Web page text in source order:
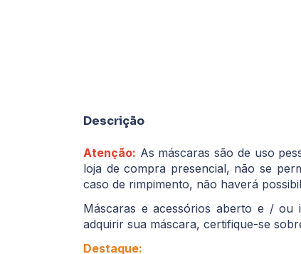
Descrição
Atenção: As máscaras são de uso
loja de compra presencial, não se
caso de rimpimento, não haverá
Máscaras e acessórios aberto e / ou
adquirir sua máscara, certifique-se
Destaque: